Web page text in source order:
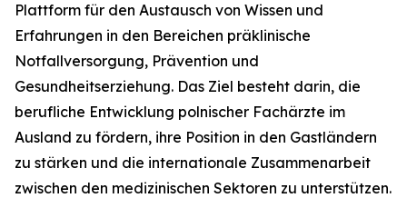
Plattform für den Austausch von Wissen und
Erfahrungen in den Bereichen präklinische
Notfallversorgung, Prävention und
Gesundheitserziehung. Das Ziel besteht darin, die
berufliche Entwicklung polnischer Fachärzte im
Ausland zu fördern, ihre Position in den Gastländern
zu stärken und die internationale Zusammenarbeit
zwischen den medizinischen Sektoren zu unterstützen.